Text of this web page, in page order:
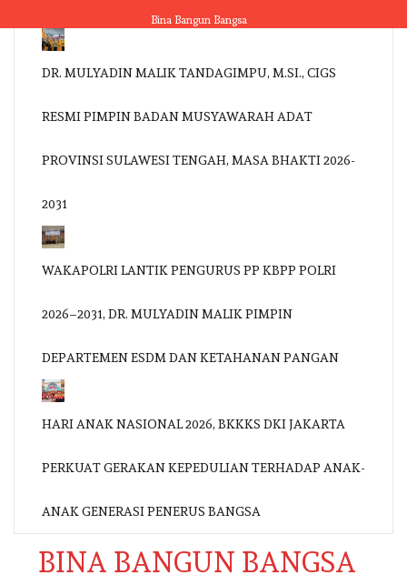
to
content
Bina Bangun Bangsa
DR. MULYADIN MALIK TANDAGIMPU, M.SI., CIGS
RESMI PIMPIN BADAN MUSYAWARAH ADAT
PROVINSI SULAWESI TENGAH, MASA BHAKTI 2026-
2031
WAKAPOLRI LANTIK PENGURUS PP KBPP POLRI
2026–2031, DR. MULYADIN MALIK PIMPIN
DEPARTEMEN ESDM DAN KETAHANAN PANGAN
HARI ANAK NASIONAL 2026, BKKKS DKI JAKARTA
PERKUAT GERAKAN KEPEDULIAN TERHADAP ANAK-
ANAK GENERASI PENERUS BANGSA
BINA BANGUN BANGSA